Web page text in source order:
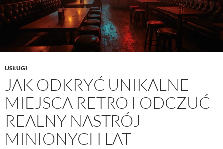
USŁUGI
JAK ODKRYĆ UNIKALNE
MIEJSCA RETRO I ODCZUĆ
REALNY NASTRÓJ
MINIONYCH LAT